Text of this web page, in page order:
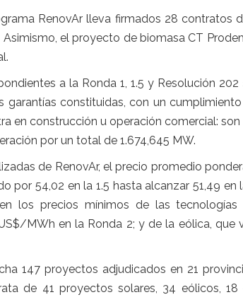
RenovAr lleva firmados 28 contratos
el proyecto de biomasa CT
a la Ronda 1, 1.5 y Resolución 202
garantías constituidas, con un
en construcción u operación comercial:
por un total de 1.674,645 MW.
de RenovAr, el precio promedio
por 54,02 en la 1.5 hasta alcanzar 51,49
los precios mínimos de las
MWh en la Ronda 2; y de la eólica, que
147 proyectos adjudicados en 21
de 41 proyectos solares, 34 eólicos, 18